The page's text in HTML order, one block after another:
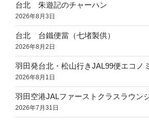
台北 朱遊記のチャーハン
2026年8月3日
台北 台鐵便當（七堵製供）
2026年8月2日
羽田発台北・松山行きJAL99便エコノ
2026年8月1日
羽田空港JALファーストクラスラウン
2026年7月31日